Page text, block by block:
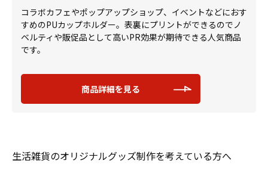
コラボカフェやポップアップショップ、イベントなどにおす
すめのPUカップホルダー。表裏にプリントができるのでノ
ベルティや販促品として高いPR効果が期待できる人気商品
です。
商品詳細を見る
生活雑貨のオリジナルグッズ制作を考えている方へ